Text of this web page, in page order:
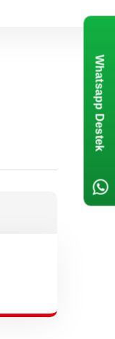
Whatsapp Destek